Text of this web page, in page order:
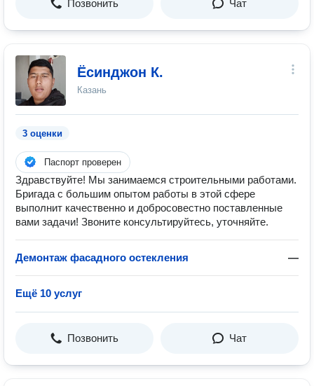
Позвонить Чат
Ёсинджон К.
Казань
3 оценки
Паспорт проверен
Здравствуйте! Мы занимаемся строительными работами.
Бригада с большим опытом работы в этой сфере
выполнит качественно и добросовестно поставленные
вами задачи! Звоните консультируйтесь, уточняйте.
Демонтаж фасадного остекления —
Ещё 10 услуг
Позвонить Чат